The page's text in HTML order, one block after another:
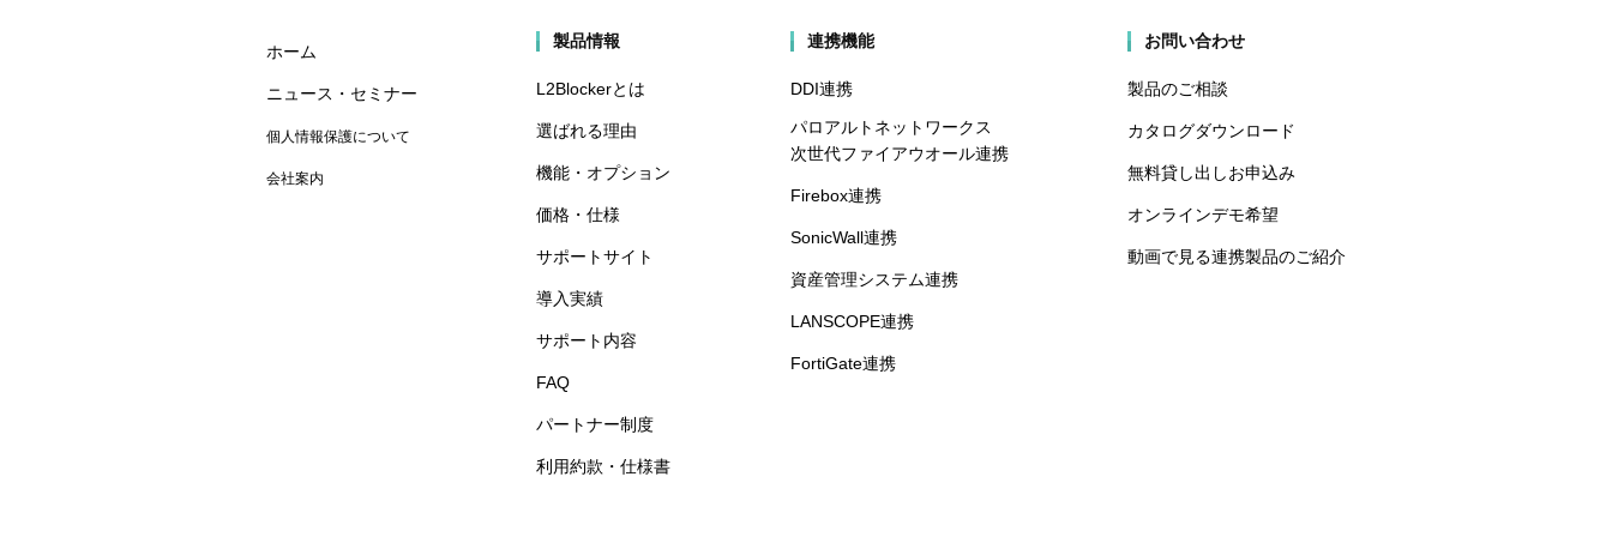
ホーム
ニュース・セミナー
個人情報保護について
会社案内
製品情報
L2Blockerとは
選ばれる理由
機能・オプション
価格・仕様
サポートサイト
導入実績
サポート内容
FAQ
パートナー制度
利用約款・仕様書
連携機能
DDI連携
パロアルトネットワークス
次世代ファイアウオール連携
Firebox連携
SonicWall連携
資産管理システム連携
LANSCOPE連携
FortiGate連携
お問い合わせ
製品のご相談
カタログダウンロード
無料貸し出しお申込み
オンラインデモ希望
動画で見る連携製品のご紹介